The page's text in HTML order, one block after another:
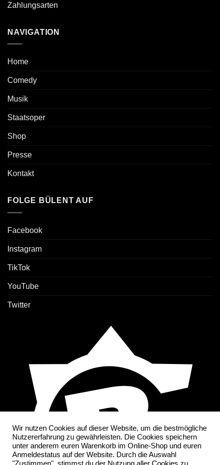
Zahlungsarten
NAVIGATION
Home
Comedy
Musik
Staatsoper
Shop
Presse
Kontakt
FOLGE BÜLENT AUF
Facebook
Instagram
TikTok
YouTube
Twitter
Wir nutzen Cookies auf dieser Website, um die bestmögliche
Nutzererfahrung zu gewährleisten. Die Cookies speichern
unter anderem euren Warenkorb im Online-Shop und euren
Anmeldestatus auf der Website. Durch die Auswahl